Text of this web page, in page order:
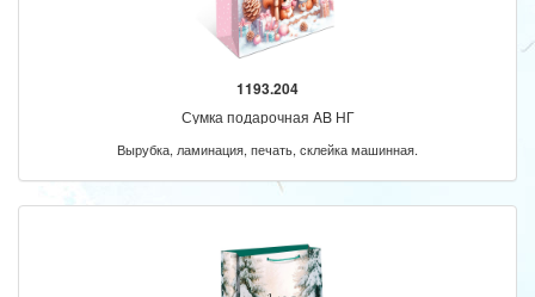
1193.204
Сумка подарочная AB НГ
Вырубка, ламинация, печать, склейка машинная.